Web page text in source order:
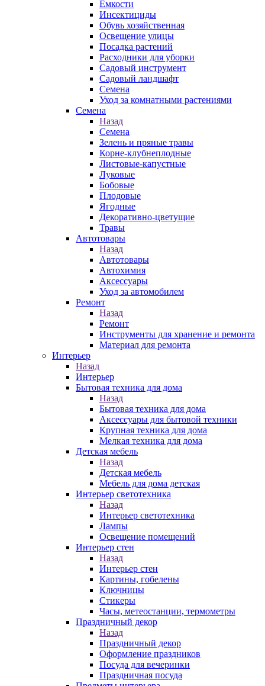
Емкости
Инсектициды
Обувь хозяйственная
Освещение улицы
Посадка растений
Расходники для уборки
Садовый инструмент
Садовый ландшафт
Семена
Уход за комнатными растениями
Семена
Назад
Семена
Зелень и пряные травы
Корне-клубнеплодные
Листовые-капустные
Луковые
Бобовые
Плодовые
Ягодные
Декоративно-цветущие
Травы
Автотовары
Назад
Автотовары
Автохимия
Аксессуары
Уход за автомобилем
Ремонт
Назад
Ремонт
Инструменты для хранение и ремонта
Материал для ремонта
Интерьер
Назад
Интерьер
Бытовая техника для дома
Назад
Бытовая техника для дома
Аксессуары для бытовой техники
Крупная техника для дома
Мелкая техника для дома
Детская мебель
Назад
Детская мебель
Мебель для дома детская
Интерьер светотехника
Назад
Интерьер светотехника
Лампы
Освещение помещений
Интерьер стен
Назад
Интерьер стен
Картины, гобелены
Ключницы
Стикеры
Часы, метеостанции, термометры
Праздничный декор
Назад
Праздничный декор
Оформление праздников
Посуда для вечеринки
Праздничная посуда